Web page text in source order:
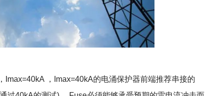
，Imax=40kA的电涌保护器前端推荐串接的